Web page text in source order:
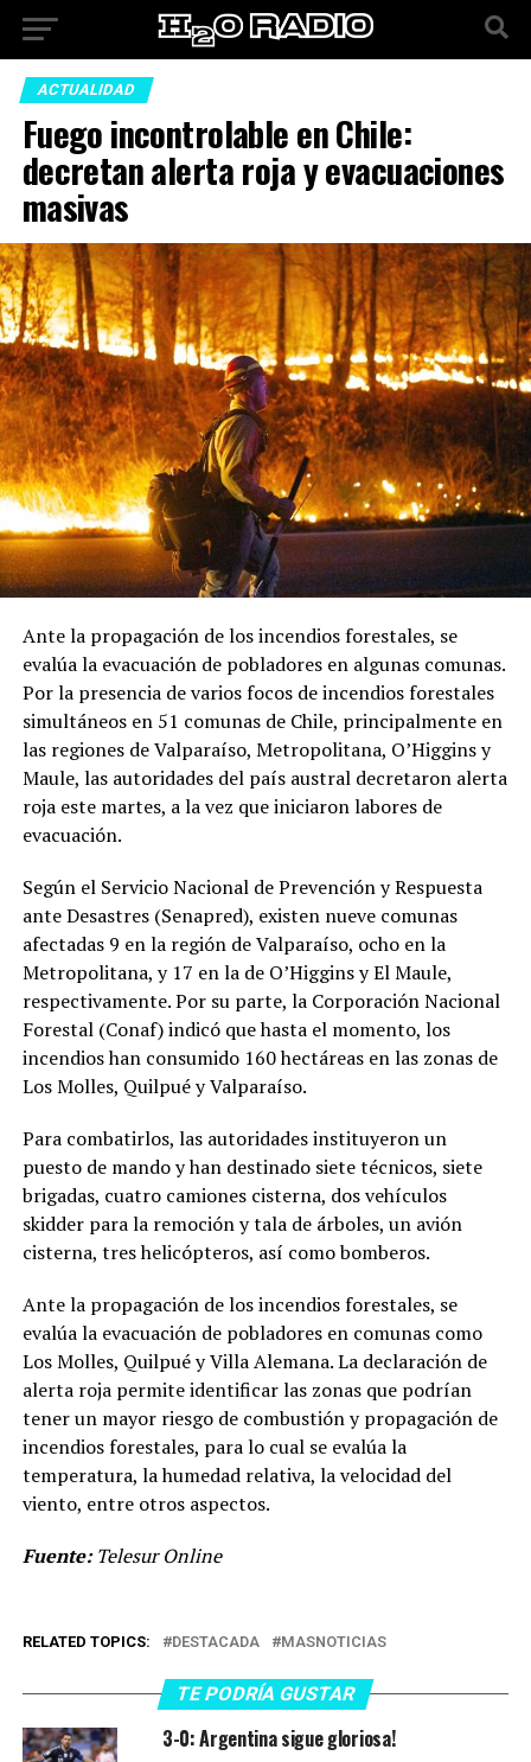
ACTUALIDAD
Fuego incontrolable en Chile:
decretan alerta roja y evacuaciones
masivas
Ante la propagación de los incendios forestales, se
evalúa la evacuación de pobladores en algunas comunas.
Por la presencia de varios focos de incendios forestales
simultáneos en 51 comunas de Chile, principalmente en
las regiones de Valparaíso, Metropolitana, O’Higgins y
Maule, las autoridades del país austral decretaron alerta
roja este martes, a la vez que iniciaron labores de
evacuación.
Según el Servicio Nacional de Prevención y Respuesta
ante Desastres (Senapred), existen nueve comunas
afectadas 9 en la región de Valparaíso, ocho en la
Metropolitana, y 17 en la de O’Higgins y El Maule,
respectivamente. Por su parte, la Corporación Nacional
Forestal (Conaf) indicó que hasta el momento, los
incendios han consumido 160 hectáreas en las zonas de
Los Molles, Quilpué y Valparaíso.
Para combatirlos, las autoridades instituyeron un
puesto de mando y han destinado siete técnicos, siete
brigadas, cuatro camiones cisterna, dos vehículos
skidder para la remoción y tala de árboles, un avión
cisterna, tres helicópteros, así como bomberos.
Ante la propagación de los incendios forestales, se
evalúa la evacuación de pobladores en comunas como
Los Molles, Quilpué y Villa Alemana. La declaración de
alerta roja permite identificar las zonas que podrían
tener un mayor riesgo de combustión y propagación de
incendios forestales, para lo cual se evalúa la
temperatura, la humedad relativa, la velocidad del
viento, entre otros aspectos.
Fuente:Telesur Online
RELATED TOPICS: DESTACADA MASNOTICIAS
TE PODRÍA GUSTAR
3-0: Argentina sigue gloriosa!